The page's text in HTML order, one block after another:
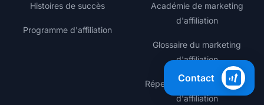
Histoires de succès
Programme d'affiliation
Académie de marketing
d'affiliation
Glossaire du marketing
d'affiliation
Répertoire de programmes
d'affiliation
Contact